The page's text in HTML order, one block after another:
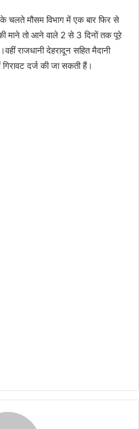
के चलते मौसम विभाग में एक बार फिर से
की माने तो आने वाले 2 से 3 दिनों तक पूरे
राजधानी देहरादून सहित मैदानी
दर्ज की जा सकती हैं।